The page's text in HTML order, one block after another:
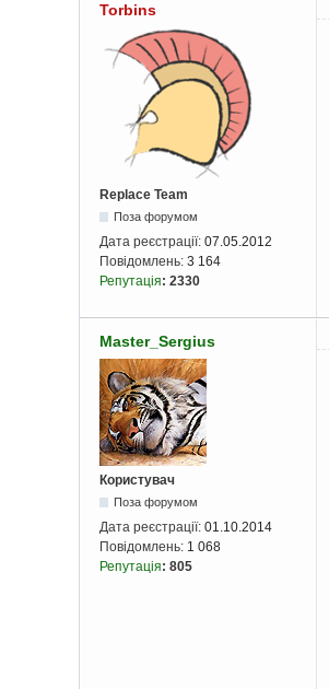
Torbins
Replace Team
Поза форумом
Дата реєстрації: 07.05.2012
Повідомлень: 3 164
Репутація: 2330
Master_Sergius
Користувач
Поза форумом
Дата реєстрації: 01.10.2014
Повідомлень: 1 068
Репутація: 805